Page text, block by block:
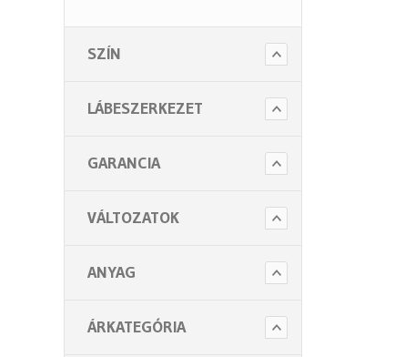
Higiénia (14 alkategória)
Kiegészítők (5 alkategória)
SZÍN
LÁBESZERKEZET
GARANCIA
VÁLTOZATOK
ANYAG
ÁRKATEGÓRIA